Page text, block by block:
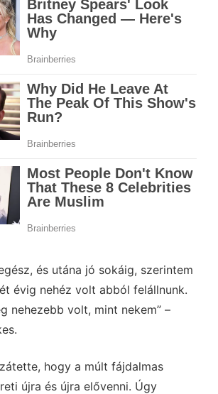
és utána jó sokáig, szerintem
évig nehéz volt abból felállnunk.
nehezebb volt, mint nekem” –
hogy a múlt fájdalmas
újra és újra elővenni. Úgy